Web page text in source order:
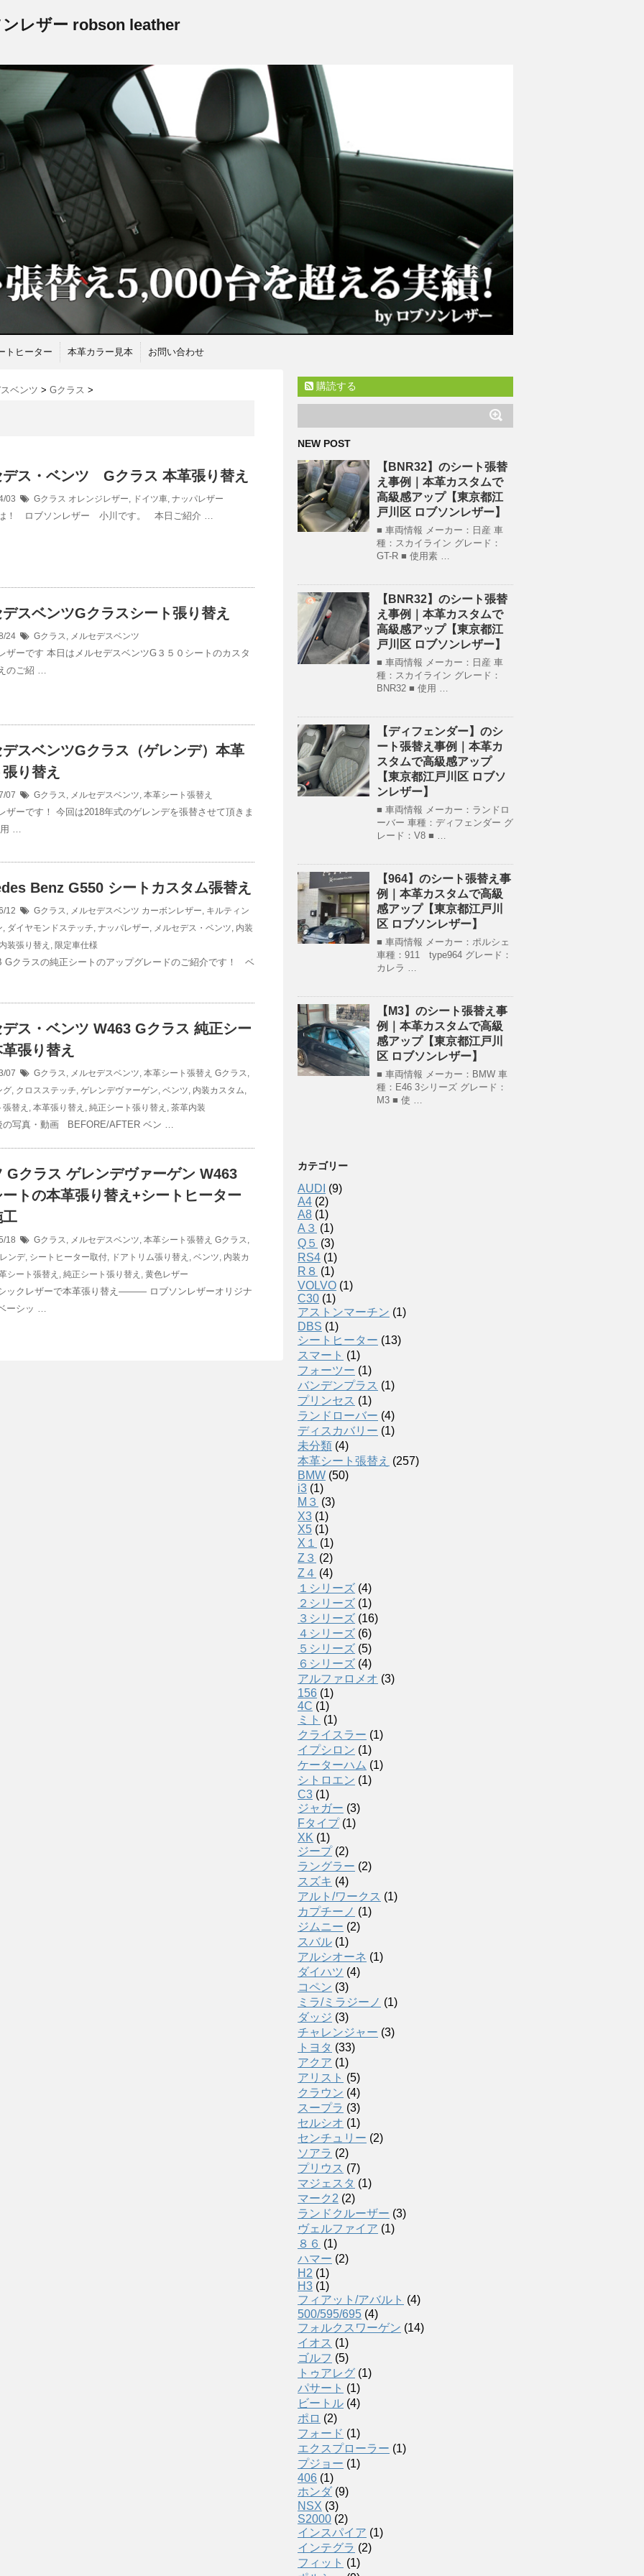
レザー robson leather
トヒーター 本革カラー見本 お問い合わせ
ベンツ > Gクラス >
デス・ベンツ Gクラス 本革張り替え
03 Gクラス オレンジレザー ドイツ車 ナッパレザー
！ ロブソンレザー 小川です。 本日ご紹介 …
デスベンツGクラスシート張り替え
24 Gクラス メルセデスベンツ
ザーです 本日はメルセデスベンツG３５０シートのカスタ
のご紹 …
デスベンツGクラス（ゲレンデ）本革
り替え
07 Gクラス メルセデスベンツ 本革シート張替え
ザーです！ 今回は2018年式のゲレンデを張替させて頂きま
…
Benz G550 シートカスタム張替え
12 Gクラス メルセデスベンツ カーボンレザー キルティン
ダイヤモンドステッチ ナッパレザー メルセデス・ベンツ 内装
内装張り替え 限定車仕様
Gクラスの純正シートのアップグレードのご紹介です！ ベ
デス・ベンツ W463 Gクラス 純正シー
革張り替え
07 Gクラス メルセデスベンツ 本革シート張替え Gクラス
グ クロスステッチ ゲレンデヴァーゲン ベンツ 内装カスタム
替え
本革張り替え 純正シート張り替え 茶革内装
の写真・動画 BEFORE/AFTER ベン …
Gクラス ゲレンデヴァーゲン W463
トの本革張り替え+シートヒーター
工
18 Gクラス メルセデスベンツ 本革シート張替え Gクラス
ンデ, シートヒーター取付 ドアトリム張り替え ベンツ 内装カ
シート張替え 純正シート張り替え 黄色レザー
クレザーで本革張り替え——— ロブソンレザーオリジナ
ーシッ …
購読する
NEW POST
【BNR32】のシート張替
え事例｜本革カスタムで
高級感アップ【東京都江
戸川区 ロブソンレザー】
■ 車両情報 メーカー：日産 車
種：スカイライン グレード：
GT-R ■ 使用素 …
【BNR32】のシート張替
え事例｜本革カスタムで
高級感アップ【東京都江
戸川区 ロブソンレザー】
■ 車両情報 メーカー：日産 車
種：スカイライン グレード：
BNR32 ■ 使用 …
【ディフェンダー】のシ
ート張替え事例｜本革カ
スタムで高級感アップ
【東京都江戸川区 ロブソ
ンレザー】
■ 車両情報 メーカー：ランドロ
ーバー 車種：ディフェンダー グ
レード：V8 ■ …
【964】のシート張替え事
例｜本革カスタムで高級
感アップ【東京都江戸川
区 ロブソンレザー】
■ 車両情報 メーカー：ポルシェ
車種：911 type964 グレード：
カレラ …
【M3】のシート張替え事
例｜本革カスタムで高級
感アップ【東京都江戸川
区 ロブソンレザー】
■ 車両情報 メーカー：BMW 車
種：E46 3シリーズ グレード：
M3 ■ 使 …
カテゴリー
AUDI (9)
A4 (2)
A8 (1)
A３ (1)
Q５ (3)
RS4 (1)
R８ (1)
VOLVO (1)
C30 (1)
アストンマーチン (1)
DBS (1)
シートヒーター (13)
スマート (1)
フォーツー (1)
バンデンプラス (1)
プリンセス (1)
ランドローバー (4)
ディスカバリー (1)
未分類 (4)
本革シート張替え (257)
BMW (50)
i3 (1)
M３ (3)
X3 (1)
X5 (1)
X１
(1)
Z３ (2)
Z４ (4)
１シリーズ (4)
２シリーズ (1)
３シリーズ (16)
４シリーズ (6)
５シリーズ (5)
６シリーズ (4)
アルファロメオ (3)
156 (1)
4C (1)
ミト (1)
クライスラー (1)
イプシロン (1)
ケーターハム (1)
シトロエン (1)
C3 (1)
ジャガー (3)
Fタイプ(1)
XK (1)
ジープ(2)
ラングラー (2)
スズキ (4)
アルト/ワークス (1)
カプチーノ (1)
ジムニー (2)
スバル (1)
アルシオーネ (1)
ダイハツ (4)
コペン (3)
ミラ/ミラジーノ (1)
ダッジ (3)
チャレンジャー (3)
トヨタ (33)
アクア (1)
アリスト (5)
クラウン (4)
スープラ (3)
セルシオ (1)
センチュリー (2)
ソアラ (2)
プリウス (7)
マジェスタ (1)
マーク2 (2)
ランドクルーザー (3)
ヴェルファイア (1)
８６ (1)
ハマー (2)
H2 (1)
H3 (1)
フィアット/アバルト (4)
500/595/695 (4)
フォルクスワーゲン (14)
イオス (1)
ゴルフ (5)
トゥアレグ (1)
パサート (1)
ビートル (4)
ポロ (2)
フォード (1)
エクスプローラー (1)
プジョー (1)
406 (1)
ホンダ (9)
NSX (3)
S2000 (2)
インスパイア (1)
インテグラ (2)
フィット (1)